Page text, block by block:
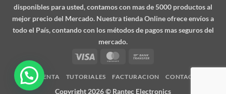
disponibles para usted, contamos con mas de 5000 productos al
mejor precio del Mercado. Nuestra tienda Online ofrece envíos a
todo el País, contando con los métodos de pagos mas seguros del
mercado.
Visa
MasterCard
MI CUENTA TUTORIALES FACTURACION CONTACTO
Copyright 2026 © Rantec Electronics